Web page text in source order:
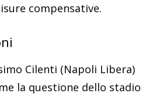
compensative.
Cilenti (Napoli Libera)
la questione dello stadio